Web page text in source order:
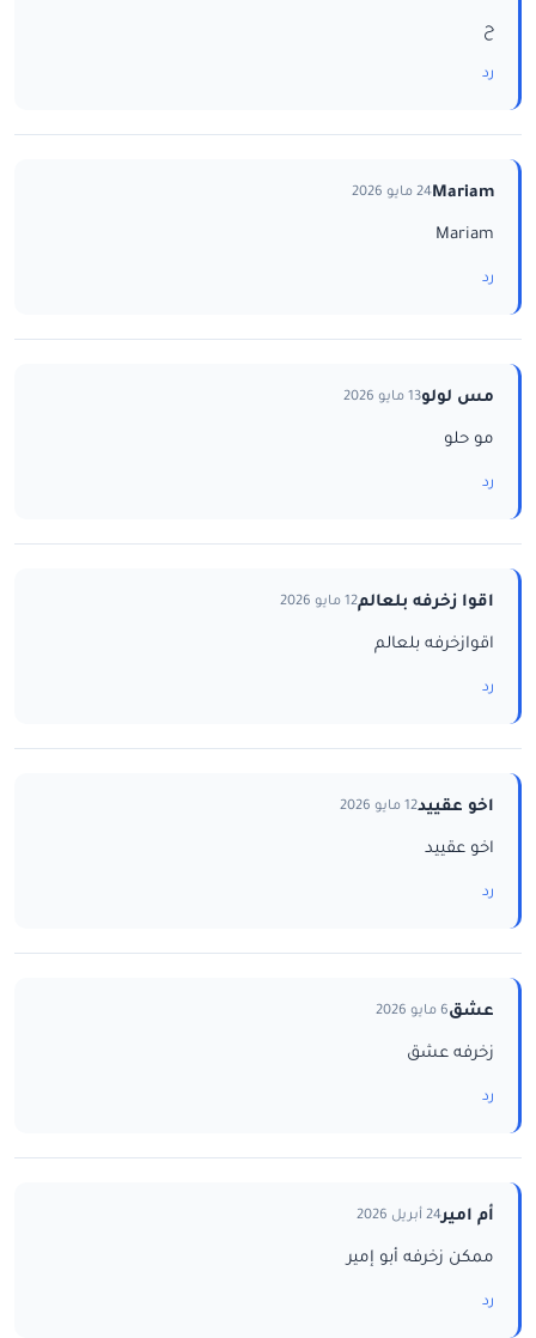
ح
رد
Mariam24 مايو 2026
Mariam
رد
مس لولو13 مايو 2026
مو حلو
رد
اقوا زخرفه بلعالم12 مايو 2026
اقوازخرفه بلعالم
رد
اخو عقييد12 مايو 2026
اخو عقييد
رد
عشق6 مايو 2026
زخرفه عشق
رد
أم امير24 أبريل 2026
ممكن زخرفه أبو إمير
رد